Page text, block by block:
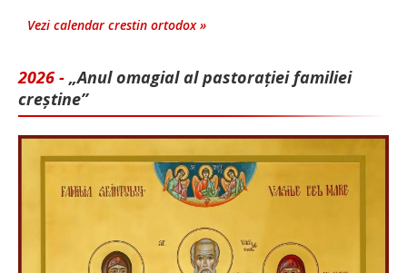
Vezi calendar crestin ortodox »
2026 - „Anul omagial al pastorației familiei
creștine”